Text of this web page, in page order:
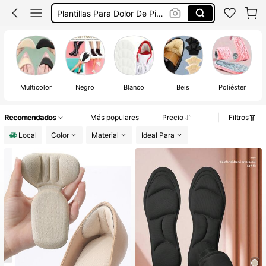
Almohadillas Para Zapatos
Plantillas Para Zapatos De Mujer
Multicolor Negro Blanco Beis Poliéster
Recomendados Más populares Precio
Filtros
Local
Color Material Ideal Para